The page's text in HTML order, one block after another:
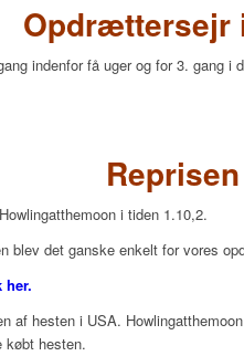
Opdrættersejr
indenfor få uger og for 3. gang i
Reprisen
i tiden 1.10,2.
blev det ganske enkelt for vores
her.
af hesten i USA.
købt hesten.